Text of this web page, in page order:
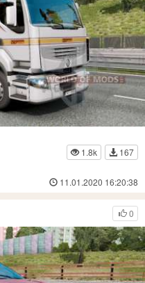
1.8k
167
11.01.2020 16:20:38
0